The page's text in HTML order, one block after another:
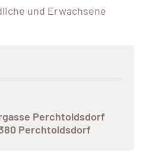
und Erwachsene
Perchtoldsdorf
Perchtoldsdorf